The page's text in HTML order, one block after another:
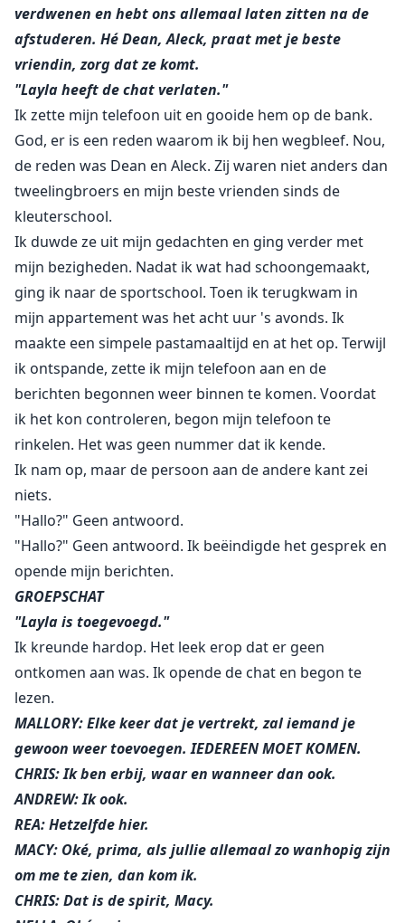
verdwenen en hebt ons allemaal laten zitten na de
afstuderen. Hé Dean, Aleck, praat met je beste
vriendin, zorg dat ze komt.
"Layla heeft de chat verlaten."
Ik zette mijn telefoon uit en gooide hem op de bank.
God, er is een reden waarom ik bij hen wegbleef. Nou,
de reden was Dean en Aleck. Zij waren niet anders dan
tweelingbroers en mijn beste vrienden sinds de
kleuterschool.
Ik duwde ze uit mijn gedachten en ging verder met
mijn bezigheden. Nadat ik wat had schoongemaakt,
ging ik naar de sportschool. Toen ik terugkwam in
mijn appartement was het acht uur 's avonds. Ik
maakte een simpele pastamaaltijd en at het op. Terwijl
ik ontspande, zette ik mijn telefoon aan en de
berichten begonnen weer binnen te komen. Voordat
ik het kon controleren, begon mijn telefoon te
rinkelen. Het was geen nummer dat ik kende.
Ik nam op, maar de persoon aan de andere kant zei
niets.
"Hallo?" Geen antwoord.
"Hallo?" Geen antwoord. Ik beëindigde het gesprek en
opende mijn berichten.
GROEPSCHAT
"Layla is toegevoegd."
Ik kreunde hardop. Het leek erop dat er geen
ontkomen aan was. Ik opende de chat en begon te
lezen.
MALLORY: Elke keer dat je vertrekt, zal iemand je
gewoon weer toevoegen. IEDEREEN MOET KOMEN.
CHRIS: Ik ben erbij, waar en wanneer dan ook.
ANDREW: Ik ook.
REA: Hetzelfde hier.
MACY: Oké, prima, als jullie allemaal zo wanhopig zijn
om me te zien, dan kom ik.
CHRIS: Dat is de spirit, Macy.